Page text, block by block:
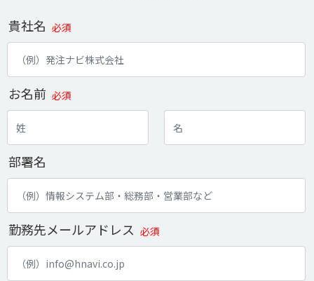
貴社名 必須
お名前 必須
部署名
勤務先メールアドレス 必須